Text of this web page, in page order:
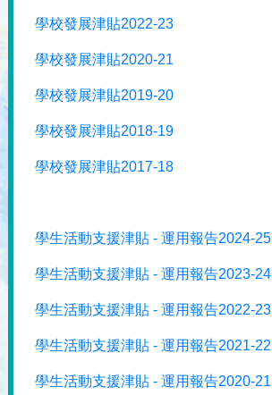
學校發展津貼2022-23
學校發展津貼2020-21
學校發展津貼2019-20
學校發展津貼2018-19
學校發展津貼2017-18
學生活動支援津貼 - 運用報告2024-25
學生活動支援津貼 - 運用報告2023-24
學生活動支援津貼 - 運用報告2022-23
學生活動支援津貼 - 運用報告2021-22
學生活動支援津貼 - 運用報告2020-21